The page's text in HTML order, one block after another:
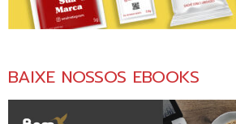
BAIXE NOSSOS EBOOKS